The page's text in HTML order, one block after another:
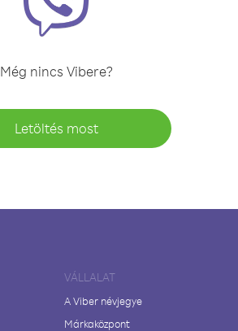
Még nincs Vibere?
Letöltés most
VÁLLALAT
A Viber névjegye
Márkaközpont